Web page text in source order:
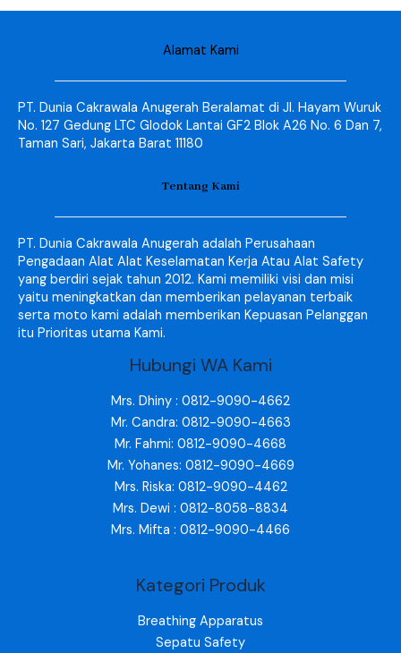
Alamat Kami
PT. Dunia Cakrawala Anugerah Beralamat di Jl. Hayam Wuruk
No. 127 Gedung LTC Glodok Lantai GF2 Blok A26 No. 6 Dan 7,
Taman Sari, Jakarta Barat 11180
Tentang Kami
PT. Dunia Cakrawala Anugerah adalah Perusahaan
Pengadaan Alat Alat Keselamatan Kerja Atau Alat Safety
yang berdiri sejak tahun 2012. Kami memiliki visi dan misi
yaitu meningkatkan dan memberikan pelayanan terbaik
serta moto kami adalah memberikan Kepuasan Pelanggan
itu Prioritas utama Kami.
Hubungi WA Kami
Mrs. Dhiny : 0812-9090-4662
Mr. Candra: 0812-9090-4663
Mr. Fahmi: 0812-9090-4668
Mr. Yohanes: 0812-9090-4669
Mrs. Riska: 0812-9090-4462
Mrs. Dewi : 0812-8058-8834
Mrs. Mifta : 0812-9090-4466
Kategori Produk
Breathing Apparatus
Sepatu Safety